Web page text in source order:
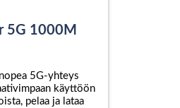
5G 1000M
5G-yhteys
käyttöön
pelaa ja lataa